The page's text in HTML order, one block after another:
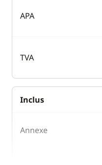
APA
TVA
Inclus
Annexe